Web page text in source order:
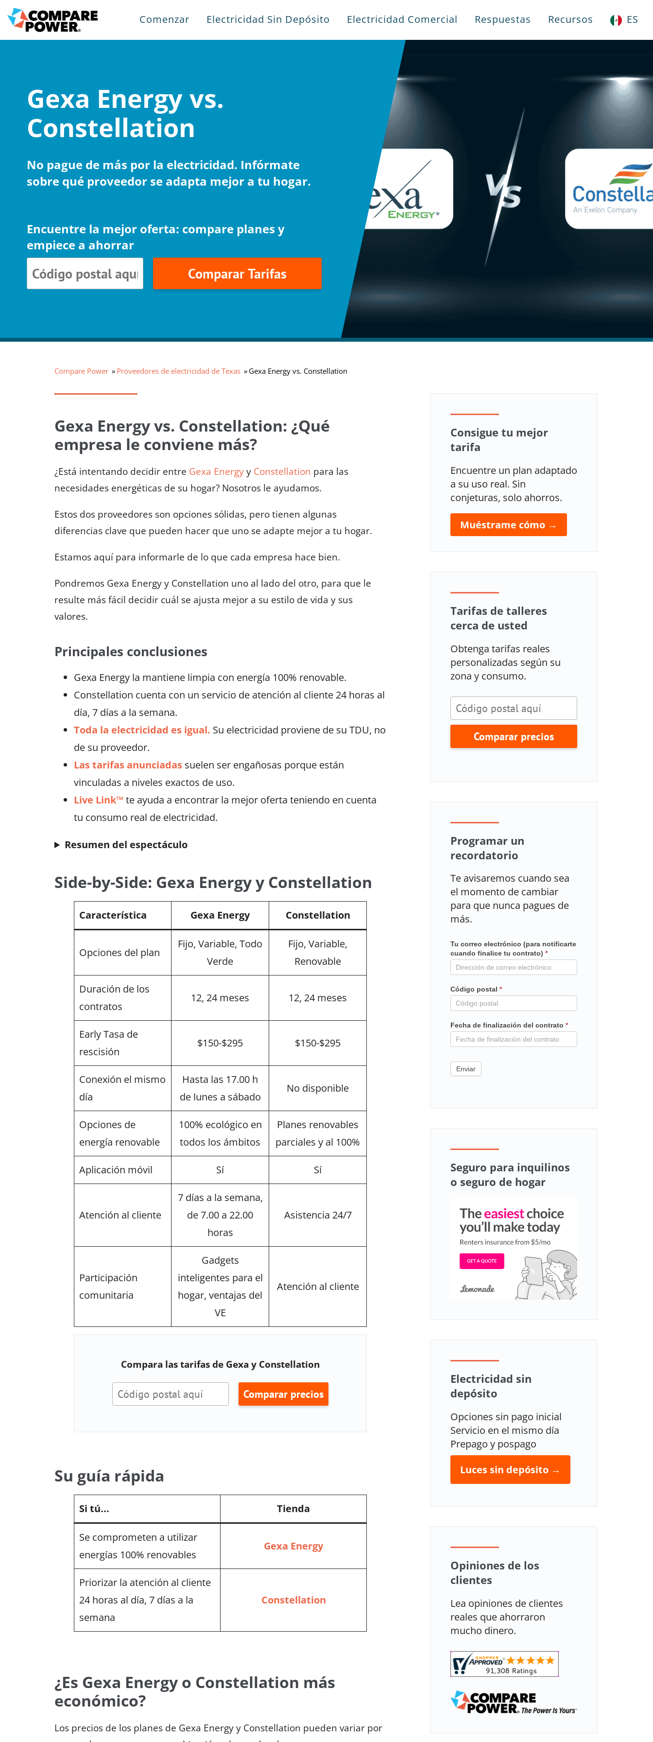
Comenzar Electricidad Sin Depósito Electricidad Comercial Respuestas Recursos ES
Gexa Energy vs.
Constellation
No pague de más por la electricidad. Infórmate
sobre qué proveedor se adapta mejor a tu hogar.
Encuentre la mejor oferta: compare planes y
empiece a ahorrar
Comparar Tarifas
Compare Power Proveedores de electricidad de Texas Gexa Energy vs. Constellation
Gexa Energy vs. Constellation: ¿Qué
empresa le conviene más?
¿Está intentando decidir entre Gexa Energyy Constellation para las
necesidades energéticas de su hogar? Nosotros le ayudamos.
Estos dos proveedores son opciones sólidas, pero tienen algunas
diferencias clave que pueden hacer que uno se adapte mejor a tu hogar.
Estamos aquí para informarle de lo que cada empresa hace bien.
Pondremos Gexa Energy y Constellation uno al lado del otro, para que le
resulte más fácil decidir cuál se ajusta mejor a su estilo de vida y sus
valores.
Principales conclusiones
Gexa Energy la mantiene limpia con energía 100% renovable.
Constellation cuenta con un servicio de atención al cliente 24 horas al
día, 7 días a la semana.
Toda la electricidad es igual. Su electricidad proviene de su TDU, no
de su proveedor.
Las tarifas anunciadas suelen ser engañosas porque están
vinculadas a niveles exactos de uso.
Live Link™ te ayuda a encontrar la mejor oferta teniendo en cuenta
tu consumo real de electricidad.
Resumen del espectáculo
Side-by-Side: Gexa Energy y Constellation
Característica Gexa Energy Constellation
Opciones del plan
Fijo, Variable, Todo
Verde
Fijo, Variable,
Renovable
Duración de los
contratos
12, 24 meses 12, 24 meses
Early Tasa de
rescisión
$150-$295 $150-$295
Conexión el mismo
día
Hasta las 17.00 h
de lunes a sábado
No disponible
Opciones de
energía renovable
100% ecológico en
todos los ámbitos
Planes renovables
parciales y al 100%
Aplicación móvil Sí Sí
Atención al cliente
7 días a la semana,
de 7.00 a 22.00
horas
Asistencia 24/7
Participación
comunitaria
Gadgets
inteligentes para el
hogar, ventajas del
VE
Atención al cliente
Compara las tarifas de Gexa y Constellation
Comparar precios
Su guía rápida
Si tú... Tienda
Se comprometen a utilizar
energías 100% renovables
Gexa Energy
Priorizar la atención al cliente
24 horas al día, 7 días a la
semana
Constellation
¿Es Gexa Energy o Constellation más
económico?
Los precios de los planes de Gexa Energy y Constellation pueden variar por
Consigue tu mejor
tarifa
Encuentre un plan adaptado
a su uso real. Sin
conjeturas, solo ahorros.
Muéstrame cómo →
Tarifas de talleres
cerca de usted
Obtenga tarifas reales
personalizadas según su
zona y consumo.
Comparar precios
Programar un
recordatorio
Te avisaremos cuando sea
el momento de cambiar
para que nunca pagues de
más.
Mailchimp
en
contrato
Tu correo electrónico (para notificarte
cuando finalice tu contrato) *
Código postal *
Fecha de finalización del contrato *
Enviar
Seguro para inquilinos
o seguro de hogar
Electricidad sin
depósito
Opciones sin pago inicial
Servicio en el mismo día
Prepago y pospago
Luces sin depósito →
Opiniones de los
clientes
Lea opiniones de clientes
reales que ahorraron
mucho dinero.